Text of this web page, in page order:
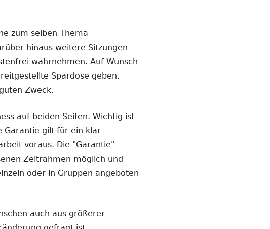
zum selben Thema
hinaus weitere Sitzungen
wahrnehmen. Auf Wunsch
Spardose geben.
Zweck.
auf beiden Seiten. Wichtig ist
Garantie gilt für ein klar
voraus. Die "Garantie"
Zeitrahmen möglich und
oder in Gruppen angeboten
auch aus größerer